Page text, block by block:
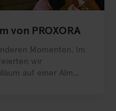
von PROXORA
Momenten. Im
wir
auf einer Alm...